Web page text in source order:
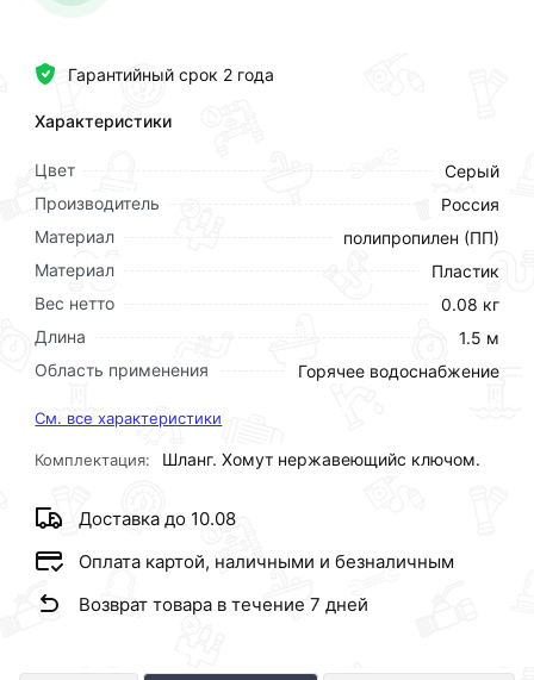
Гарантийный срок 2 года
Характеристики
Цвет
Серый
Производитель
Россия
Материал
полипропилен (ПП)
Материал
Пластик
Вес нетто
0.08 кг
Длина
1.5 м
Область применения
Горячее водоснабжение
См. все характеристики
Комплектация: Шланг. Хомут нержавеющийс ключом.
Доставка до 10.08
Оплата картой, наличными и безналичным
Возврат товара в течение 7 дней